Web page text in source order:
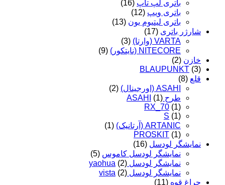
باتری لپ تاپ (16)
باتری ویپ (12)
باتری لیتیوم یون (13)
شارژر باتری (17)
VARTA (وارتا)
(3)
NITECORE (نایتکور)
(9)
خازن (2)
BLAUPUNKT (3)
قلع (8)
ASAHI (اورجینال)
(2)
طرح ASAHI (1)
RX_70 (1)
S (1)
ARTANIC (آرتانیک)
(1)
PROSKIT (1)
نمایشگر لودسل (16)
نمایشگر لودسل کاموس (5)
نمایشگر لودسل yaohua (2)
نمایشگر لودسل vista (2)
چراغ قوه (11)